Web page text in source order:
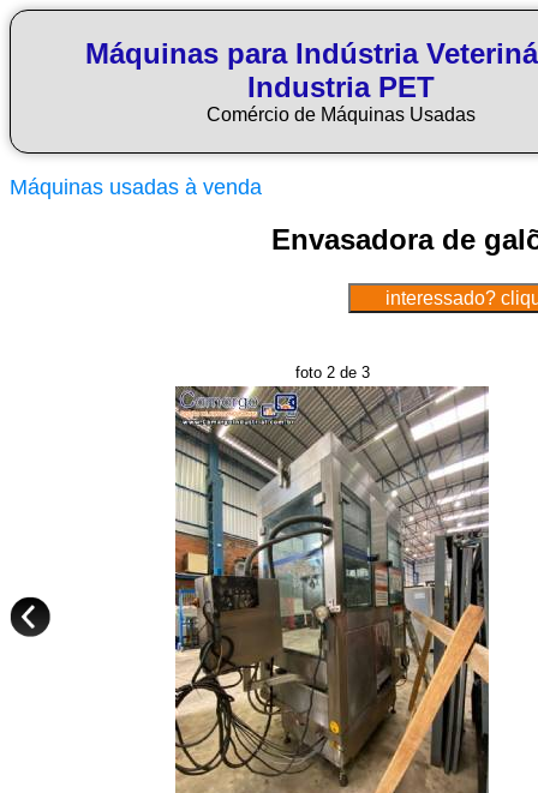
Máquinas para Indústria
Industria PET
Comércio de Máquinas Usadas
Máquinas usadas à venda
Envasadora de
foto 2 de 3